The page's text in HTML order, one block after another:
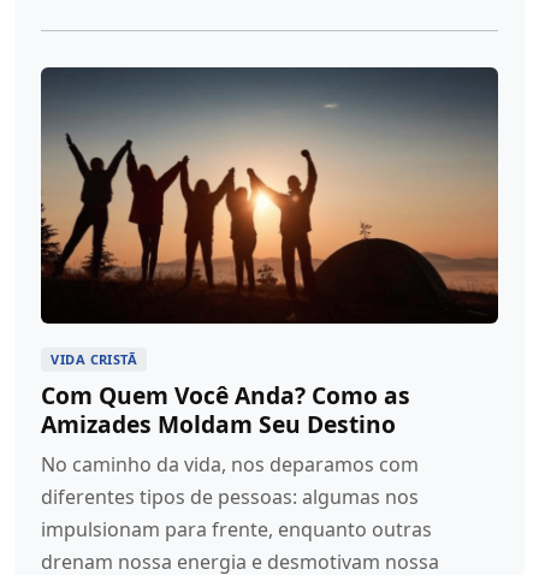
VIDA CRISTÃ
Com Quem Você Anda? Como as
Amizades Moldam Seu Destino
No caminho da vida, nos deparamos com
diferentes tipos de pessoas: algumas nos
impulsionam para frente, enquanto outras
drenam nossa energia e desmotivam nossa